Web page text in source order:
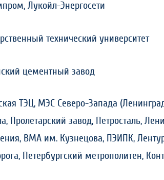
Лукойл-Энергосети
технический университет
цементный завод
ТЭЦ, МЭС Северо-Запада
Пролетарский завод, Петросталь,
ВМА им. Кузнецова, ПЭИПК,
Петербургский метрополитен,